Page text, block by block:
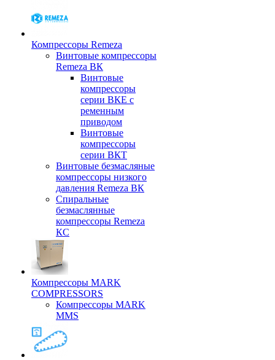
Компрессоры Remeza
Винтовые компрессоры
Remeza ВК
Винтовые
компрессоры
серии ВКЕ с
ременным
приводом
Винтовые
компрессоры
серии ВКТ
Винтовые безмасляные
компрессоры низкого
давления Remeza ВК
Спиральные
безмаслянные
компрессоры Remeza
КС
Компрессоры MARK
COMPRESSORS
Компрессоры MARK
MMS